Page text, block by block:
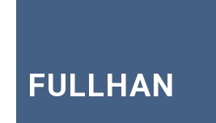
FULLHAN